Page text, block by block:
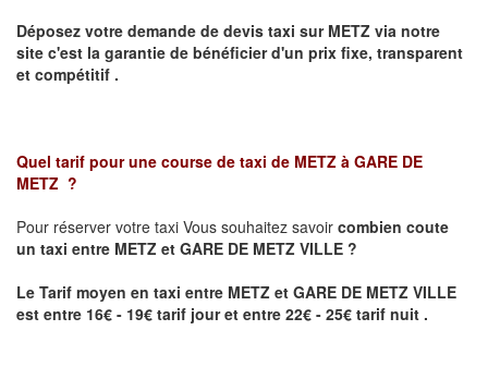
Déposez votre demande de devis taxi sur METZ via notre
site c'est la garantie de bénéficier d'un prix fixe, transparent
et compétitif .
Quel tarif pour une course de taxi de METZ à GARE DE
METZ ?
Pour réserver votre taxi Vous souhaitez savoir combien coute
un taxi entre METZ et GARE DE METZ VILLE ?
Le Tarif moyen en taxi entre METZ et GARE DE METZ VILLE
est entre 16€ - 19€ tarif jour et entre 22€ - 25€ tarif nuit .